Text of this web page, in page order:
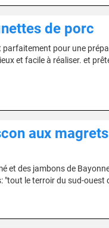
de porc
pour une
et facile à réaliser. et
aux
et des jambons de
"tout le terroir du sud-